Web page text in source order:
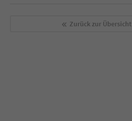
Zurück zur Übersicht